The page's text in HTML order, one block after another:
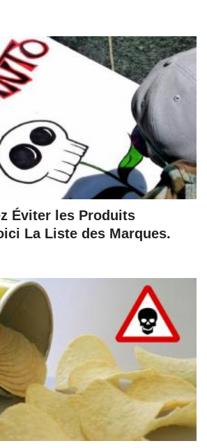
Éviter les Produits
La Liste des Marques.